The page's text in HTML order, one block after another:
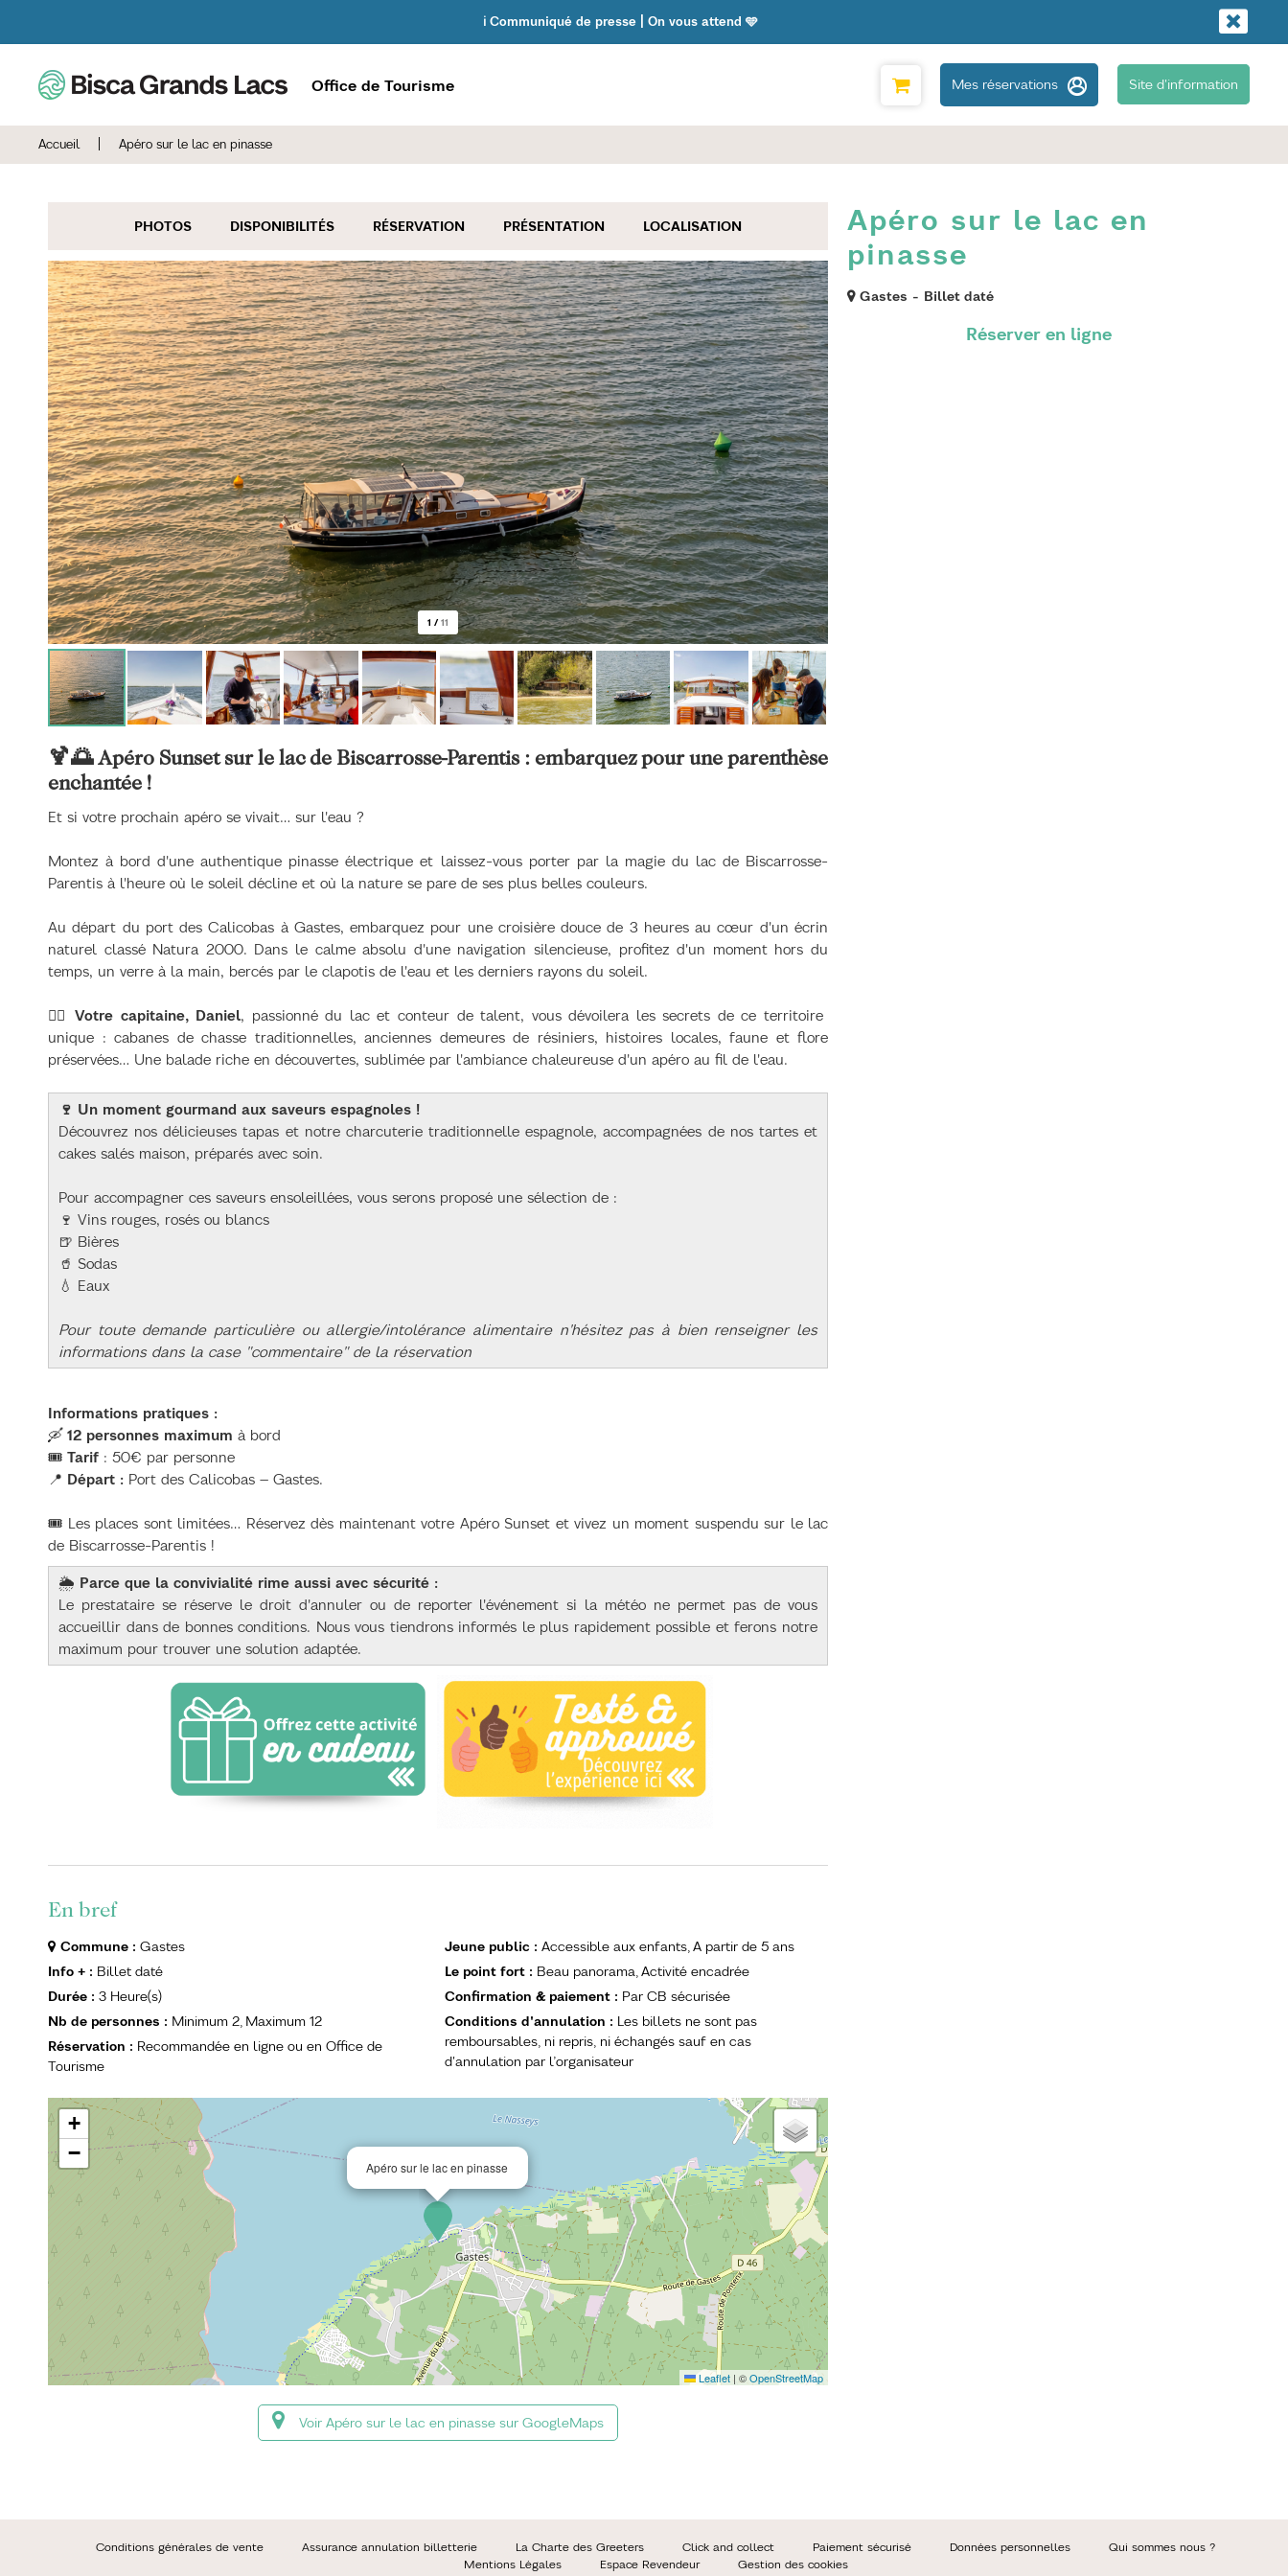
ℹ️ Communiqué de presse | On vous attend 🩵
Office de Tourisme Mes réservations Site d'information
Accueil Apéro sur le lac en pinasse
PHOTOS DISPONIBILITÉS RÉSERVATION PRÉSENTATION LOCALISATION
1 / 11
Apéro sur le lac en
pinasse
Gastes Billet daté
🍹🌅 Apéro Sunset sur le lac de Biscarrosse-Parentis : embarquez pour une parenthèse
enchantée !
Et si votre prochain apéro se vivait… sur l'eau ?
Montez à bord d'une authentique pinasse électrique et laissez-vous porter par la magie du lac de Biscarrosse-
Parentis à l'heure où le soleil décline et où la nature se pare de ses plus belles couleurs.
Au départ du port des Calicobas à Gastes, embarquez pour une croisière douce de 3 heures au cœur d'un écrin
naturel classé Natura 2000. Dans le calme absolu d'une navigation silencieuse, profitez d'un moment hors du
temps, un verre à la main, bercés par le clapotis de l'eau et les derniers rayons du soleil.
👨‍✈️ Votre capitaine, Daniel, passionné du lac et conteur de talent, vous dévoilera les secrets de ce territoire
unique : cabanes de chasse traditionnelles, anciennes demeures de résiniers, histoires locales, faune et flore
préservées… Une balade riche en découvertes, sublimée par l'ambiance chaleureuse d'un apéro au fil de l'eau.
🍷 Un moment gourmand aux saveurs espagnoles !
Découvrez nos délicieuses tapas et notre charcuterie traditionnelle espagnole, accompagnées de nos tartes et
cakes salés maison, préparés avec soin.
Pour accompagner ces saveurs ensoleillées, vous serons proposé une sélection de :
🍷 Vins rouges, rosés ou blancs
🍺 Bières
🥤 Sodas
💧 Eaux
Pour toute demande particulière ou allergie/intolérance alimentaire n'hésitez pas à bien renseigner les
informations dans la case "commentaire" de la réservation
Informations pratiques :
🛶 12 personnes maximum à bord
🎟️ Tarif : 50€ par personne
📍 Départ : Port des Calicobas – Gastes.
🎟️ Les places sont limitées… Réservez dès maintenant votre Apéro Sunset et vivez un moment suspendu sur le lac
de Biscarrosse-Parentis !
🌦️ Parce que la convivialité rime aussi avec sécurité :
Le prestataire se réserve le droit d'annuler ou de reporter l'événement si la météo ne permet pas de vous
accueillir dans de bonnes conditions. Nous vous tiendrons informés le plus rapidement possible et ferons notre
maximum pour trouver une solution adaptée.
En bref
Commune : Gastes
Info + : Billet daté
Durée : 3 Heure(s)
Nb de personnes : Minimum 2 Maximum 12
Réservation : Recommandée en ligne ou en Office de
Tourisme
Jeune public : Accessible aux enfants A partir de 5 ans
Le point fort : Beau panorama Activité encadrée
Confirmation & paiement : Par CB sécurisée
Conditions d'annulation : Les billets ne sont pas
remboursables, ni repris, ni échangés sauf en cas
d'annulation par l’organisateur
Apéro sur le lac en pinasse
+
−
Leaflet | ©OpenStreetMap
Voir Apéro sur le lac en pinasse sur GoogleMaps
Conditions générales de vente Assurance annulation billetterie La Charte des Greeters Click and collect Paiement sécurisé Données personnelles
Qui sommes nous ?
Mentions Légales
Espace Revendeur Gestion des cookies